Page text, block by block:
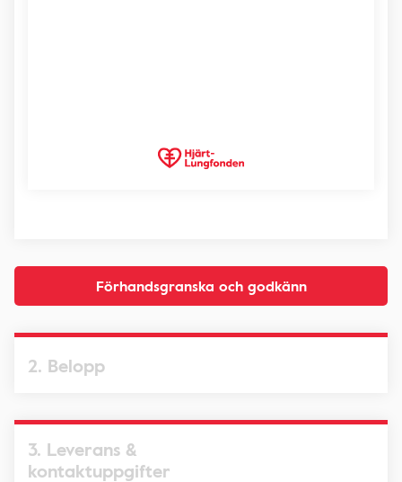
Förhandsgranska och godkänn
2. Belopp
3. Leverans &
kontaktuppgifter